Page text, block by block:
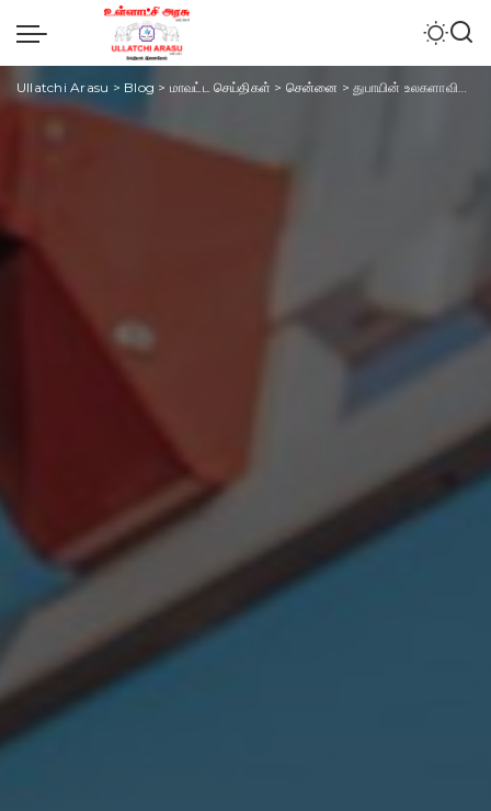
Ullatchi Arasu > Blog > மாவட்ட செய்திகள் > சென்னை >துபாயின் உலகளாவிய உடற்பயிற்சி நிகழ்ச்சி மீண்டும் வருகிறது